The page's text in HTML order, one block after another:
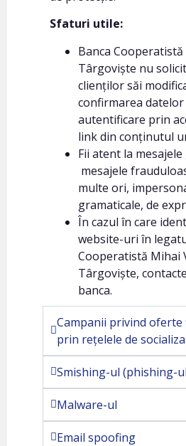
Sfaturi utile:
Banca
Târgoviște nu
clienților săi
confirmarea
autentificare prin
link din conținutul
Fii atent la
mesajele
multe ori,
gramaticale, de
În cazul în care
website-uri în
Cooperatistă Mihai
Târgoviște,
banca.
Campanii privind
prin rețelele de
Smishing-ul (phishing-
Malware-ul
Email spoofing